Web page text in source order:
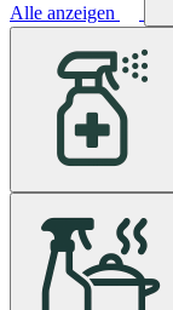
Alle anzeigen